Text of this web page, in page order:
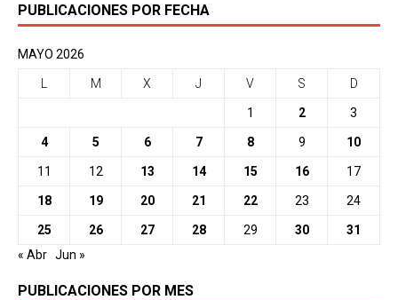
PUBLICACIONES POR FECHA
MAYO 2026
M X J V S D
1 2 3
4 5 6 7 8 9 10
11 12 13 14 15 16 17
18 19 20 21 22 23 24
25 26 27 28 29 30
31
« Abr Jun »
PUBLICACIONES POR MES